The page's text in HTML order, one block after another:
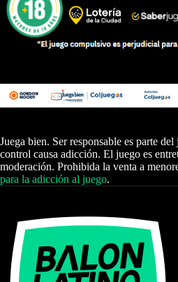
Juega bien. Ser responsable es parte
control causa adicción. El juego es
moderación. Prohibida la venta a
para la adicción al juego.